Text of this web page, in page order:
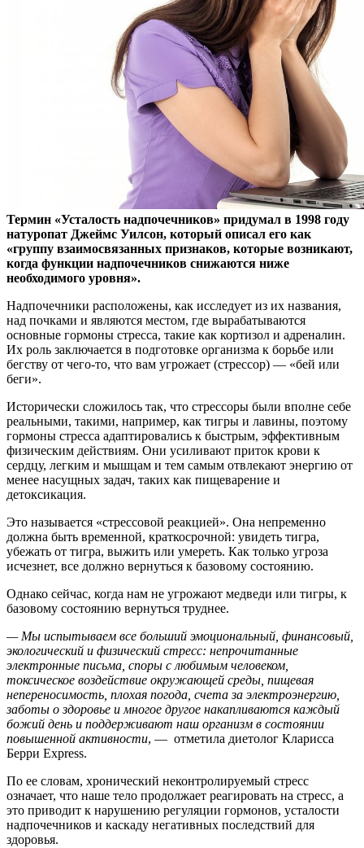
Термин «Усталость надпочечников» придумал в 1998 году
натуропат Джеймс Уилсон, который описал его как
«группу взаимосвязанных признаков, которые возникают,
когда функции надпочечников снижаются ниже
необходимого уровня».
Надпочечники расположены, как исследует из их названия,
над почками и являются местом, где вырабатываются
основные гормоны стресса, такие как кортизол и адреналин.
Их роль заключается в подготовке организма к борьбе или
бегству от чего-то, что вам угрожает (стрессор) — «бей или
беги».
Исторически сложилось так, что стрессоры были вполне себе
реальными, такими, например, как тигры и лавины, поэтому
гормоны стресса адаптировались к быстрым, эффективным
физическим действиям. Они усиливают приток крови к
сердцу, легким и мышцам и тем самым отвлекают энергию от
менее насущных задач, таких как пищеварение и
детоксикация.
Это называется «стрессовой реакцией». Она непременно
должна быть временной, краткосрочной: увидеть тигра,
убежать от тигра, выжить или умереть. Как только угроза
исчезнет, все должно вернуться к базовому состоянию.
Однако сейчас, когда нам не угрожают медведи или тигры, к
базовому состоянию вернуться труднее.
— Мы испытываем все больший эмоциональный, финансовый,
экологический и физический стресс: непрочитанные
электронные письма, споры с любимым человеком,
токсическое воздействие окружающей среды, пищевая
непереносимость, плохая погода, счета за электроэнергию,
заботы о здоровье и многое другое накапливаются каждый
божий день и поддерживают наш организм в состоянии
повышенной активности, — отметила диетолог Кларисса
Берри Express.
По ее словам, хронический неконтролируемый стресс
означает, что наше тело продолжает реагировать на стресс, а
это приводит к нарушению регуляции гормонов, усталости
надпочечников и каскаду негативных последствий для
здоровья.